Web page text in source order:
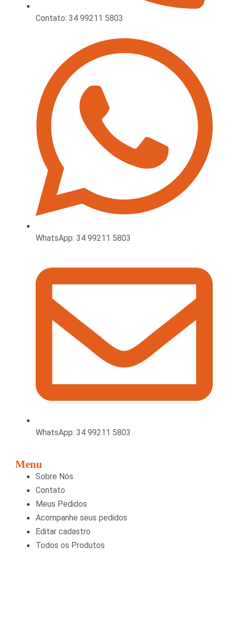
Contato: 34 99211 5803
WhatsApp: 34 99211 5803
WhatsApp: 34 99211 5803
Menu
Sobre Nós
Contato
Meus Pedidos
Acompanhe seus pedidos
Editar cadastro
Todos os Produtos